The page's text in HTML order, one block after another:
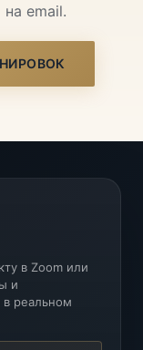
email.
в Zoom или
и
в реальном